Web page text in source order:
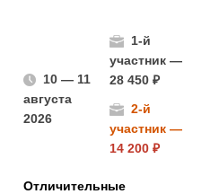
10 — 11
августа
2026
1-й
участник —
28 450 ₽
2-й
участник —
14 200 ₽
Отличительные